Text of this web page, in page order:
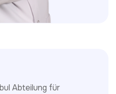
Abteilung für